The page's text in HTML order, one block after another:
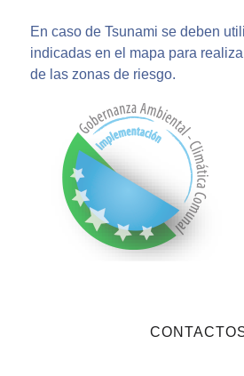
En caso de Tsunami se deben
indicadas en el mapa para
de las zonas de riesgo.